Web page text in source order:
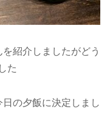
紹介しましたがどう
た
の夕飯に決定しまし